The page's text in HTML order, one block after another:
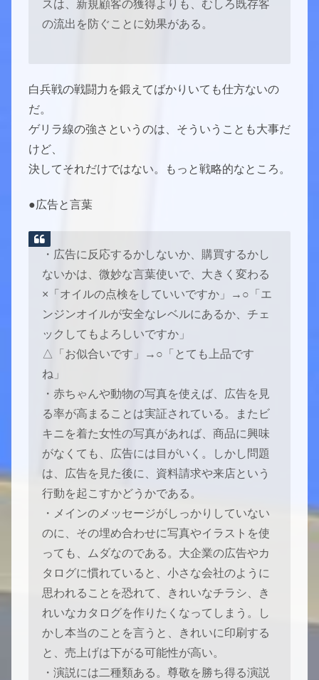
スは、新規顧客の獲得よりも、むしろ既存客
の流出を防ぐことに効果がある。
白兵戦の戦闘力を鍛えてばかりいても仕方ないの
だ。
ゲリラ線の強さというのは、そういうことも大事だ
けど、
決してそれだけではない。もっと戦略的なところ。
●広告と言葉
・広告に反応するかしないか、購買するかし
ないかは、微妙な言葉使いで、大きく変わる
×「オイルの点検をしていいですか」→○「エ
ンジンオイルが安全なレベルにあるか、チェ
ックしてもよろしいですか」
△「お似合いです」→○「とても上品です
ね」
・赤ちゃんや動物の写真を使えば、広告を見
る率が高まることは実証されている。またビ
キニを着た女性の写真があれば、商品に興味
がなくても、広告には目がいく。しかし問題
は、広告を見た後に、資料請求や来店という
行動を起こすかどうかである。
・メインのメッセージがしっかりしていない
のに、その埋め合わせに写真やイラストを使
っても、ムダなのである。大企業の広告やカ
タログに慣れていると、小さな会社のように
思われることを恐れて、きれいなチラシ、き
れいなカタログを作りたくなってしまう。し
かし本当のことを言うと、きれいに印刷する
と、売上げは下がる可能性が高い。
・演説には二種類ある。尊敬を勝ち得る演説